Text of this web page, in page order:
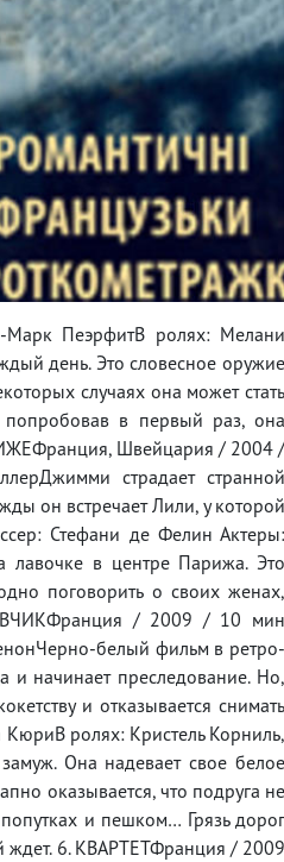
ПеэрфитВ ролях: Мелани
день. Это словесное оружие
случаях она может стать
в первый раз, она
Швейцария / 2004 /
страдает странной
он встречает Лили, у которой
Стефани де Фелин Актеры:
лавочке в центре Парижа. Это
поговорить о своих женах,
/ 2009 / 10 мин
белый фильм в ретро-
и начинает преследование. Но,
и отказывается снимать
ролях: Кристель Корниль,
Она надевает свое белое
оказывается, что подруга не
и пешком… Грязь дорог
ждет. 6. КВАРТЕТФранция / 2009